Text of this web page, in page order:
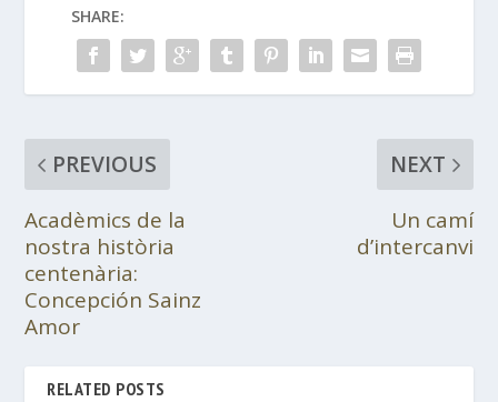
SHARE:
PREVIOUS
Acadèmics de la
nostra història
centenària:
Concepción Sainz
Amor
NEXT
Un camí
d’intercanvi
RELATED POSTS